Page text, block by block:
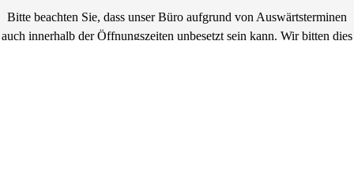
Bitte beachten Sie, dass unser Büro aufgrund von Auswärtsterminen
auch innerhalb der Öffnungszeiten unbesetzt sein kann. Wir bitten dies